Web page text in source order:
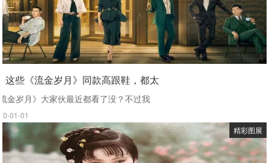
这些《流金岁月》同款高跟鞋，都太
金岁月》大家伙最近都看了没？不过我
01-01
精彩图展